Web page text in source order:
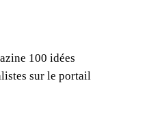
100 idées
sur le portail